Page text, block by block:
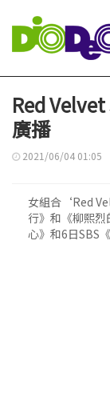
Red
廣播
2021/06/04 01:05
女組合‘Red
行》和《柳熙烈
心》和6日SBS